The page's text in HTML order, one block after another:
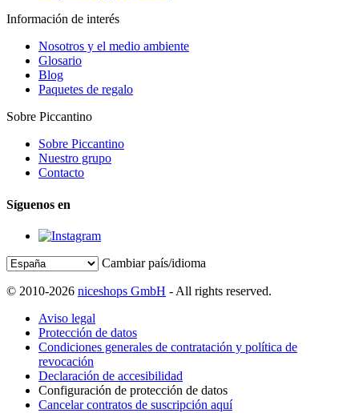
Información de interés
Nosotros y el medio ambiente
Glosario
Blog
Paquetes de regalo
Sobre Piccantino
Sobre Piccantino
Nuestro grupo
Contacto
Síguenos en
Cambiar país/idioma
© 2010-2026 niceshops GmbH - All rights reserved.
Aviso legal
Protección de datos
Condiciones generales de contratación y política de
revocación
Declaración de accesibilidad
Configuración de protección de datos
Cancelar contratos de suscripción aquí